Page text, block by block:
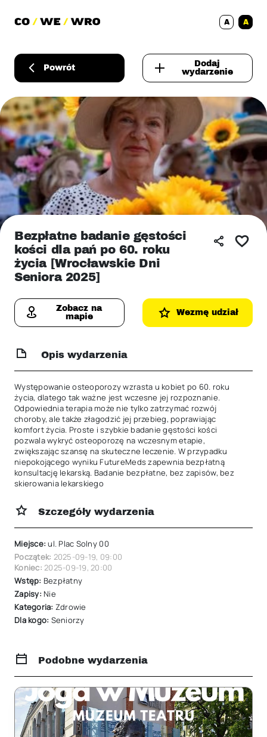
A A
Powrót
Dodaj
wydarzenie
Bezpłatne badanie gęstości
kości dla pań po 60. roku
życia [Wrocławskie Dni
Seniora 2025]
Zobacz na
mapie
Wezmę udział
Opis wydarzenia
Występowanie osteoporozy wzrasta u kobiet po 60. roku
życia, dlatego tak ważne jest wczesne jej rozpoznanie.
Odpowiednia terapia może nie tylko zatrzymać rozwój
choroby, ale także złagodzić jej przebieg, poprawiając
komfort życia. Proste i szybkie badanie gęstości kości
pozwala wykryć osteoporozę na wczesnym etapie,
zwiększając szansę na skuteczne leczenie. W przypadku
niepokojącego wyniku FutureMeds zapewnia bezpłatną
konsultację lekarską. Badanie bezpłatne, bez zapisów, bez
skierowania lekarskiego
Szczegóły wydarzenia
Miejsce:ul. Plac Solny 00
Początek: 2025-09-19, 09:00
Koniec:2025-09-19,20:00
Wstęp: Bezpłatny
Zapisy: Nie
Kategoria: Zdrowie
Dla kogo: Seniorzy
Podobne wydarzenia